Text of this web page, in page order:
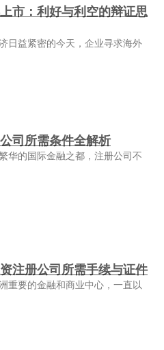
市：利好与利空的辩证思
日益紧密的今天，企业寻求海外
司所需条件全解析
华的国际金融之都，注册公司不
注册公司所需手续与证件
重要的金融和商业中心，一直以